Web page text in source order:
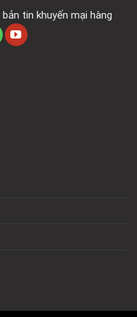
tin khuyến mại hàng